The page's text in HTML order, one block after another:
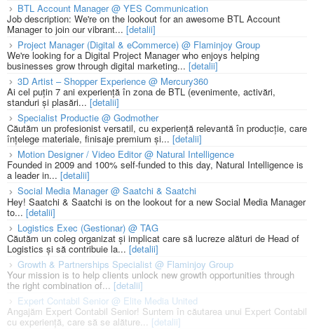
BTL Account Manager @ YES Communication
Job description: We're on the lookout for an awesome BTL Account
Manager to join our vibrant... [detalii]
Project Manager (Digital & eCommerce) @ Flaminjoy Group
We're looking for a Digital Project Manager who enjoys helping
businesses grow through digital marketing... [detalii]
3D Artist – Shopper Experience @ Mercury360
Ai cel puțin 7 ani experiență în zona de BTL (evenimente, activări,
standuri și plasări... [detalii]
Specialist Productie @ Godmother
Căutăm un profesionist versatil, cu experiență relevantă în producție, care
înțelege materiale, finisaje premium și... [detalii]
Motion Designer / Video Editor @ Natural Intelligence
Founded in 2009 and 100% self-funded to this day, Natural Intelligence is
a leader in... [detalii]
Social Media Manager @ Saatchi & Saatchi
Hey! Saatchi & Saatchi is on the lookout for a new Social Media Manager
to... [detalii]
Logistics Exec (Gestionar) @ TAG
Căutăm un coleg organizat și implicat care să lucreze alături de Head of
Logistics și să contribuie la... [detalii]
Growth & Partnerships Specialist @ Flaminjoy Group
Your mission is to help clients unlock new growth opportunities through
the right combination of... [detalii]
Expert Contabil Senior @ Elite Media United
Angajăm Expert Contabil Senior! Suntem în căutarea unui Expert Contabil
cu experiență, care să se alăture... [detalii]